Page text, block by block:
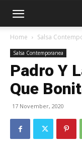
Home Salsa
Salsa Contemporanea
Padro Y
Que
17 November, 2020